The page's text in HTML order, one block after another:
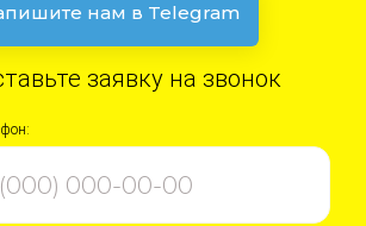
нам в Telegram
заявку на звонок